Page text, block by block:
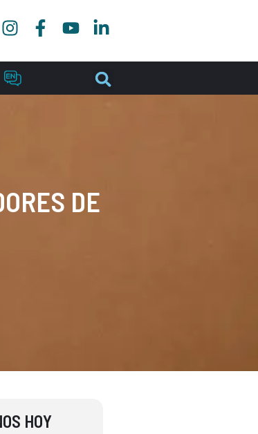
DE
HOY